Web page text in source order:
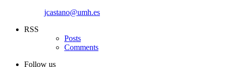
jcastano@umh.es
RSS
Posts
Comments
Follow us